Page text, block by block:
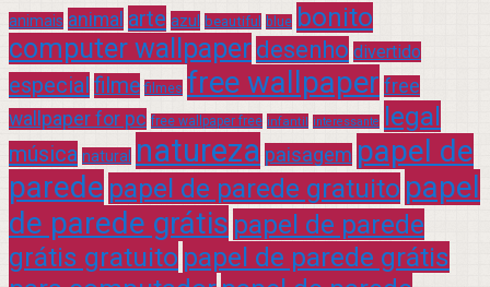
animais animal arte azul beautiful blue bonito
computer wallpaper desenho divertido
especial filme filmes free wallpaper free
wallpaper for pc free wallpaper free infantil interessante legal
música natural natureza paisagem papel de
parede papel de parede gratuito papel
de parede grátis papel de parede
grátis gratuito papel de parede grátis